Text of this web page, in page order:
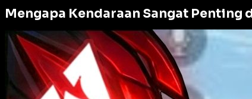
Mengapa Kendaraan Sangat Penting